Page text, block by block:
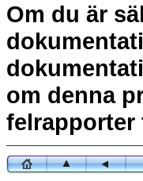
Om du är
om denna
felrapporter